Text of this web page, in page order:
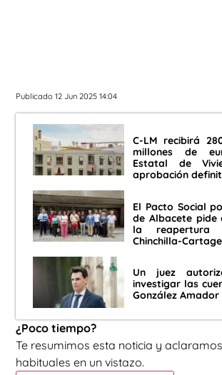
Publicado 12 Jun 2025 14:04
C-LM recibirá
millones de
Estatal de
aprobación
El Pacto Social
de Albacete
la
Chinchilla-
Un juez
investigar las
González Amador
¿Poco tiempo?
Te resumimos esta noticia y
habituales en un vistazo.